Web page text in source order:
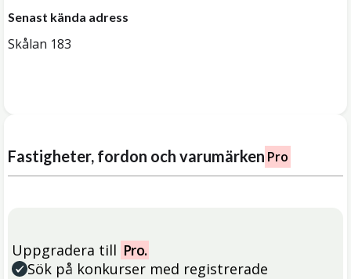
Senast kända adress
Skålan 183
Fastigheter, fordon och varumärken Pro
Uppgradera till Pro.
Sök på konkurser med registrerade